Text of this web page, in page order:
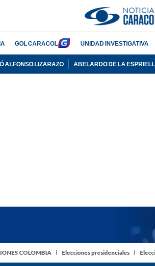
GOL CARACOL UNIDAD INVESTIGATIVA
ALFONSO LIZARAZO ABELARDO DE LA
COLOMBIA Elecciones presidenciales